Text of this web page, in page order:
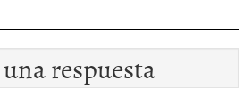
respuesta